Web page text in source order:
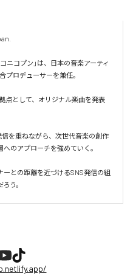
ニコプン」は、日本の音楽アーティ
プロデューサーを兼任。
点として、オリジナル楽曲を発表
を重ねながら、次世代音楽の創作
のアプローチを強めていく。
との距離を近づけるSNS発信の組
う。